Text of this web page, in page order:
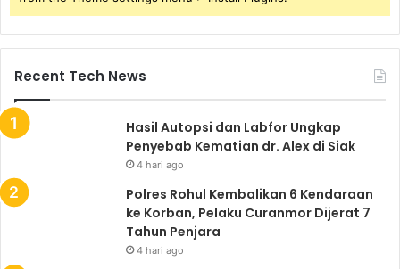
Recent Tech News
Hasil Autopsi dan Labfor Ungkap
Penyebab Kematian dr. Alex di Siak
4 hari ago
Polres Rohul Kembalikan 6 Kendaraan
ke Korban, Pelaku Curanmor Dijerat 7
Tahun Penjara
4 hari ago